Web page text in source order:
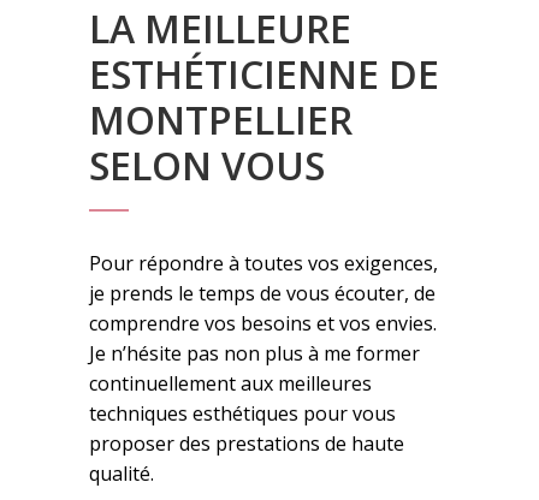
LA MEILLEURE
ESTHÉTICIENNE DE
MONTPELLIER
SELON VOUS
Pour répondre à toutes vos exigences,
je prends le temps de vous écouter, de
comprendre vos besoins et vos envies.
Je n’hésite pas non plus à me former
continuellement aux meilleures
techniques esthétiques pour vous
proposer des prestations de haute
qualité.